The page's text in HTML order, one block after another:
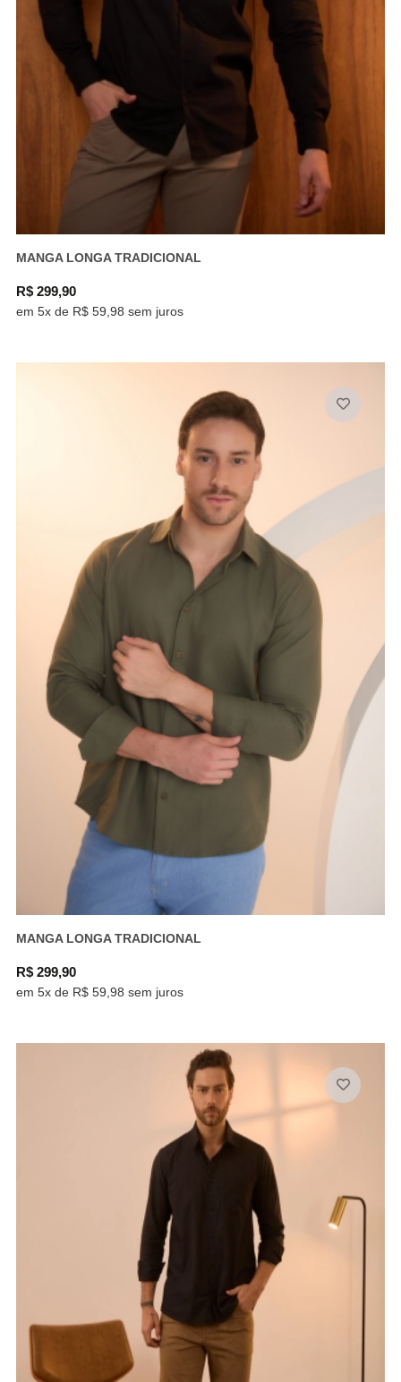
MANGA LONGA TRADICIONAL
R$ 299,90
em 5x de R$ 59,98 sem juros
MANGA LONGA TRADICIONAL
R$ 299,90
em 5x de R$ 59,98 sem juros